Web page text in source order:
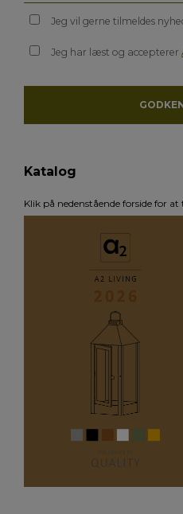
Jeg vil gerne tilmeldes
Jeg har læst og accepterer
Katalog
Klik på nedenstående forside for